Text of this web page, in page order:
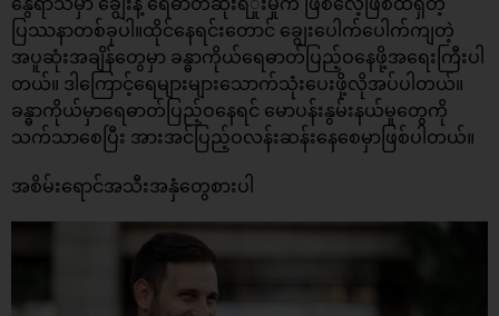
ပြဿနာတစ်ခုပါ။ထိုင်နေရင်းတောင် ချွေးပေါက်ပေါက်ကျတဲ့
အပူဆုံးအချိန်တွေမှာ ခန္ဓာကိုယ်ရေဓာတ်ပြည့်ဝနေဖို့အရေးကြီးပါ
တယ်။ ဒါကြောင့်ရေများများသောက်သုံးပေးဖို့လိုအပ်ပါတယ်။
ခန္ဓာကိုယ်မှာရေဓာတ်ပြည့်ဝနေရင် မောပန်းနွမ်းနယ်မှုတွေကို
သက်သာစေပြီး အားအင်ပြည့်ဝလန်းဆန်းနေစေမှာဖြစ်ပါတယ်။
အစိမ်းရောင်အသီးအနှံတွေစားပါ